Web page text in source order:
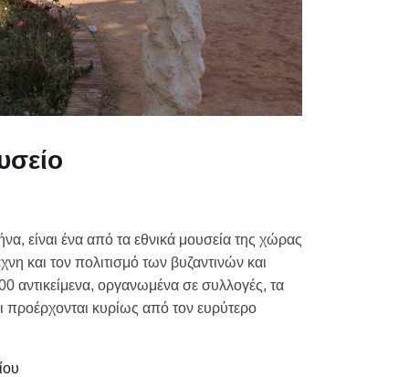
είναι ένα από τα εθνικά μουσεία της χώρας
και τον πολιτισμό των βυζαντινών και
αντικείμενα, οργανωμένα σε συλλογές, τα
κυρίως από τον ευρύτερο